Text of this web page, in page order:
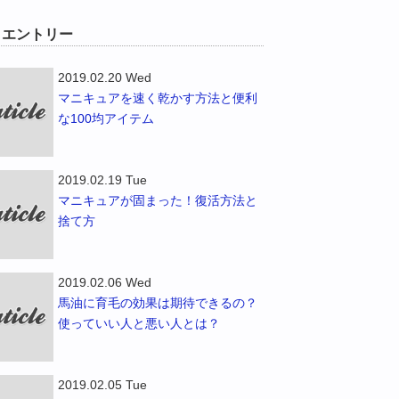
ントリー
2019.02.20 Wed
マニキュアを速く乾かす方法と便利
な100均アイテム
2019.02.19 Tue
マニキュアが固まった！復活方法と
捨て方
2019.02.06 Wed
馬油に育毛の効果は期待できるの？
使っていい人と悪い人とは？
2019.02.05 Tue